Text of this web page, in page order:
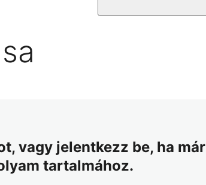
vagy jelentkezz be, ha már
tartalmához.